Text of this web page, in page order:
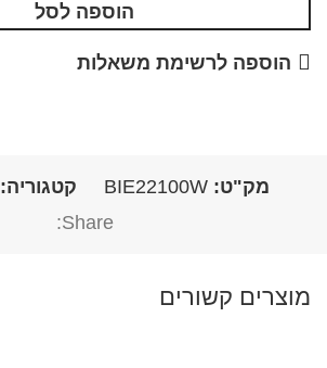
הוספה לסל
הוספה לרשימת משאלות
מק"ט:BIE22100W קטגוריה:
Share:
מוצרים קשורים